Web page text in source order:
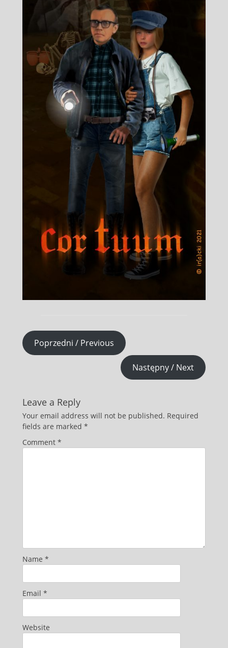
Poprzedni / Previous
Następny / Next
Leave a Reply
Your email address will not be published. Required
fields are marked *
Comment *
Name *
Email *
Website